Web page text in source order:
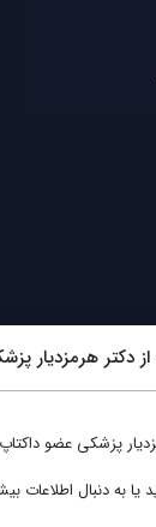
کنید
دکتر هرمزدیار
پزشکی عضو
یا به دنبال اطلاعات